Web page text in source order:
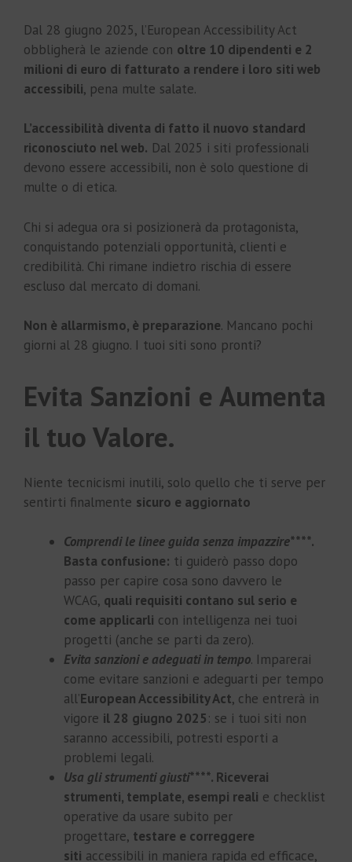
Dal 28 giugno 2025, l’European Accessibility Act
obbligherà le aziende con oltre 10 dipendenti e 2
milioni di euro di fatturato a rendere i loro siti web
accessibili, pena multe salate.
L’accessibilità diventa di fatto il nuovo standard
riconosciuto nel web. Dal 2025 i siti professionali
devono essere accessibili, non è solo questione di
multe o di etica.
Chi si adegua ora si posizionerà da protagonista,
conquistando potenziali opportunità, clienti e
credibilità. Chi rimane indietro rischia di essere
escluso dal mercato di domani.
Non è allarmismo, è preparazione. Mancano pochi
giorni al 28 giugno. I tuoi siti sono pronti?
Evita Sanzioni e Aumenta
il tuo Valore.
Niente tecnicismi inutili, solo quello che ti serve per
sentirti finalmente sicuro e aggiornato
Comprendi le linee guida senza impazzire****.
Basta confusione: ti guiderò passo dopo
passo per capire cosa sono davvero le
WCAG, quali requisiti contano sul serio e
come applicarli con intelligenza nei tuoi
progetti (anche se parti da zero).
Evita sanzioni e adeguati in tempo. Imparerai
come evitare sanzioni e adeguarti per tempo
all’European Accessibility Act, che entrerà in
vigore il 28 giugno 2025: se i tuoi siti non
saranno accessibili, potresti esporti a
problemi legali.
Usa gli strumenti giusti****. Riceverai
strumenti, template, esempi reali e checklist
operative da usare subito per
progettare, testare e correggere
siti accessibili in maniera rapida ed efficace,